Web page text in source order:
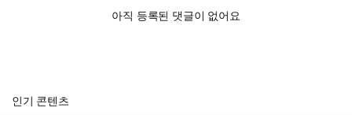
아직 등록된 댓글이 없어요
인기 콘텐츠